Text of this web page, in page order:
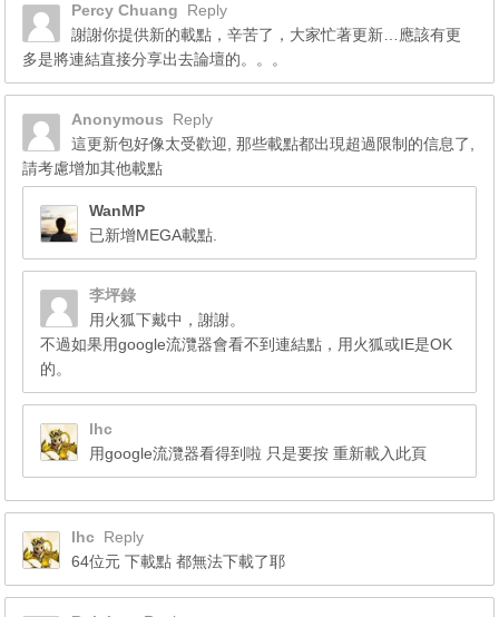
Percy Chuang
Reply
謝謝你提供新的載點，辛苦了，大家忙著更新…應該有更
多是將連結直接分享出去論壇的。。。
Anonymous
Reply
這更新包好像太受歡迎, 那些載點都出現超過限制的信息了,
請考慮增加其他載點
WanMP
已新增MEGA載點.
李坪錄
用火狐下戴中，謝謝。
不過如果用google流灠器會看不到連結點，用火狐或IE是OK
的。
lhc
用google流灠器看得到啦 只是要按 重新載入此頁
lhc Reply
64位元 下載點 都無法下載了耶